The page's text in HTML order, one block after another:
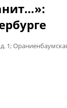
1;